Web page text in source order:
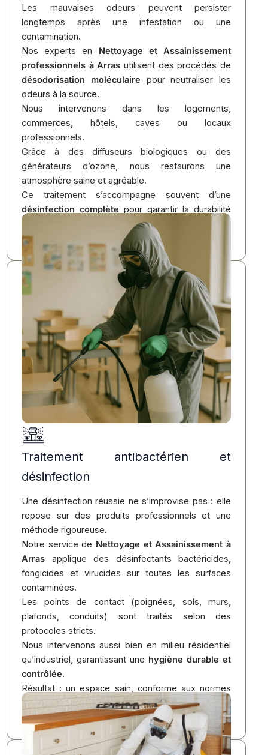
Les mauvaises odeurs peuvent persister
longtemps après une infestation ou une
contamination.
Nos experts en Nettoyage et Assainissement
professionnels à Arras utilisent des procédés de
désodorisation moléculaire pour neutraliser les
odeurs à la source.
Nous intervenons dans les logements,
commerces, hôtels, caves ou locaux
professionnels.
Grâce à des diffuseurs biologiques ou des
générateurs d’ozone, nous restaurons une
atmosphère saine et agréable.
Ce traitement s’accompagne souvent d’une
désinfection complète pour garantir la durabilité
du résultat et éliminer toute trace de pollution
olfactive.
Traitement antibactérien et
désinfection
Une désinfection réussie ne s’improvise pas : elle
repose sur des produits professionnels et une
méthode rigoureuse.
Notre service de Nettoyage et Assainissement à
Arras applique des désinfectants bactéricides,
fongicides et virucides sur toutes les surfaces
contaminées.
Les points de contact (poignées, sols, murs,
plafonds, conduits) sont traités selon des
protocoles stricts.
Nous intervenons aussi bien en milieu résidentiel
qu’industriel, garantissant une hygiène durable et
contrôlée.
Résultat : un espace sain, conforme aux normes
HACCP et aux exigences sanitaires actuelles.